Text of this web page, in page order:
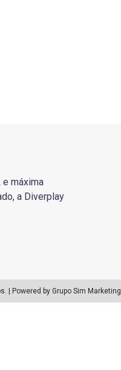
máxima
a Diverplay
| Powered by Grupo Sim Marketing